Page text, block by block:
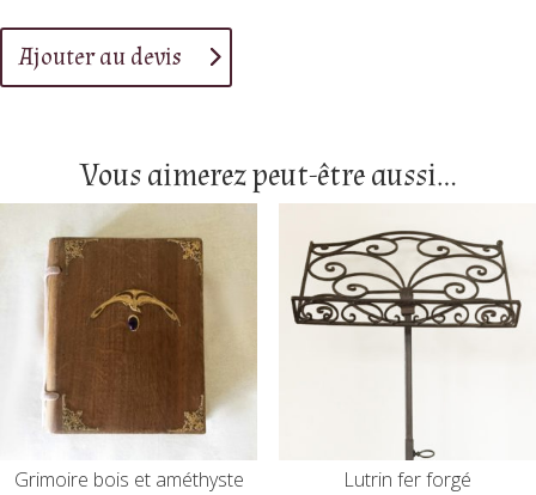
Ajouter au devis
Vous aimerez peut-être aussi…
Grimoire bois et améthyste Lutrin fer forgé